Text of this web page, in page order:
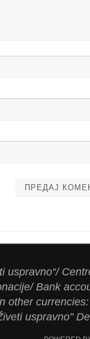
uspravno“/
Bank
other
uspravno"